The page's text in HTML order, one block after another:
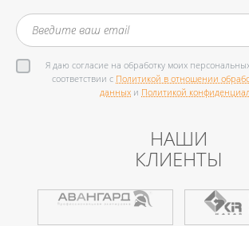
Я даю согласие на обработку моих
соответствии с Политикой в отношении
данных и Политикой
НАШИ
КЛИЕНТЫ